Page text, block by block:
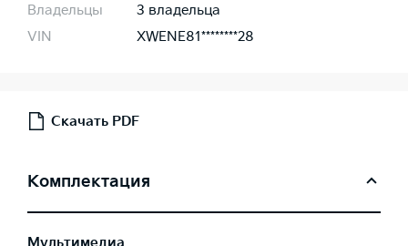
Владельцы
3 владельца
VIN
XWENE81********28
Скачать PDF
Комплектация
Мультимедиа